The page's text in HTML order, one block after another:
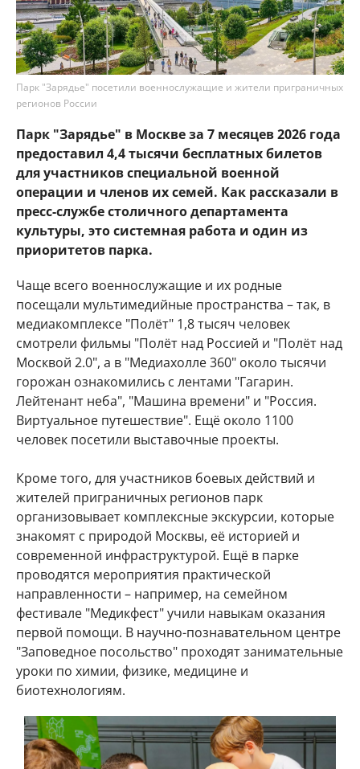
Парк "Зарядье" посетили военнослужащие и жители приграничных
регионов России
Парк "Зарядье" в Москве за 7 месяцев 2026 года
предоставил 4,4 тысячи бесплатных билетов
для участников специальной военной
операции и членов их семей. Как рассказали в
пресс-службе столичного департамента
культуры, это системная работа и один из
приоритетов парка.
Чаще всего военнослужащие и их родные
посещали мультимедийные пространства – так, в
медиакомплексе "Полёт" 1,8 тысяч человек
смотрели фильмы "Полёт над Россией и "Полёт над
Москвой 2.0", а в "Медиахолле 360" около тысячи
горожан ознакомились с лентами "Гагарин.
Лейтенант неба", "Машина времени" и "Россия.
Виртуальное путешествие". Ещё около 1100
человек посетили выставочные проекты.
Кроме того, для участников боевых действий и
жителей приграничных регионов парк
организовывает комплексные экскурсии, которые
знакомят с природой Москвы, её историей и
современной инфраструктурой. Ещё в парке
проводятся мероприятия практической
направленности – например, на семейном
фестивале "Медикфест" учили навыкам оказания
первой помощи. В научно-познавательном центре
"Заповедное посольство" проходят занимательные
уроки по химии, физике, медицине и
биотехнологиям.